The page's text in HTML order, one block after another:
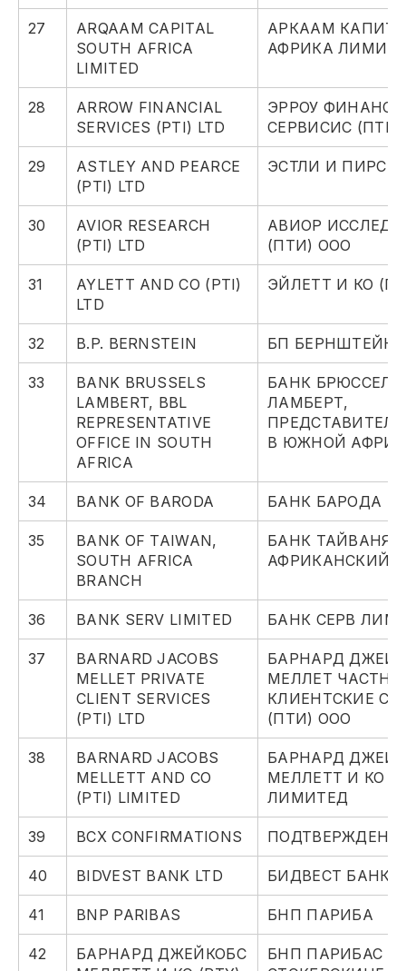
27
ARQAAM CAPITAL
SOUTH AFRICA
LIMITED
АРКААМ
АФРИКА
28
ARROW FINANCIAL
SERVICES (PTI) LTD
ЭРРОУ
СЕРВИСИС
29
ASTLEY AND PEARCE
(PTI) LTD
ЭСТЛИ И ПИРС
30
AVIOR RESEARCH
(PTI) LTD
АВИОР
(ПТИ) ООО
31
AYLETT AND CO (PTI)
LTD
ЭЙЛЕТТ И КО
32 B.P. BERNSTEIN БП БЕРНШТЕЙН
33
BANK BRUSSELS
LAMBERT, BBL
REPRESENTATIVE
OFFICE IN SOUTH
AFRICA
БАНК БРЮССЕЛЬ
ЛАМБЕРТ,
В ЮЖНОЙ
34 BANK OF BARODA БАНК БАРОДА
35
BANK OF TAIWAN,
SOUTH AFRICA
BRANCH
БАНК
АФРИКАНСКИЙ
36 BANK SERV LIMITED БАНК СЕРВ
37
BARNARD JACOBS
MELLET PRIVATE
CLIENT SERVICES
(PTI) LTD
БАРНАРД
МЕЛЛЕТ
КЛИЕНТСКИЕ
(ПТИ) ООО
38
BARNARD JACOBS
MELLETT AND CO
(PTI) LIMITED
БАРНАРД
МЕЛЛЕТТ И КО
ЛИМИТЕД
39 BCX CONFIRMATIONS
40 BIDVEST BANK LTD БИДВЕСТ БАНК,
41 BNP PARIBAS БНП ПАРИБА
42
БАРНАРД ДЖЕЙКОБС
БНП ПАРИБАС